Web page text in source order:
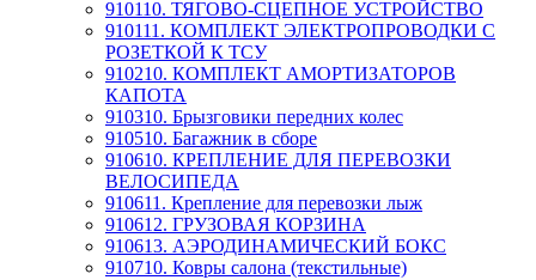
910110. ТЯГОВО-СЦЕПНОЕ УСТРОЙСТВО
910111. КОМПЛЕКТ ЭЛЕКТРОПРОВОДКИ С
РОЗЕТКОЙ К ТСУ
910210. КОМПЛЕКТ АМОРТИЗАТОРОВ
КАПОТА
910310. Брызговики передних колес
910510. Багажник в сборе
910610. КРЕПЛЕНИЕ ДЛЯ ПЕРЕВОЗКИ
ВЕЛОСИПЕДА
910611. Крепление для перевозки лыж
910612. ГРУЗОВАЯ КОРЗИНА
910613. АЭРОДИНАМИЧЕСКИЙ БОКС
910710. Ковры салона (текстильные)